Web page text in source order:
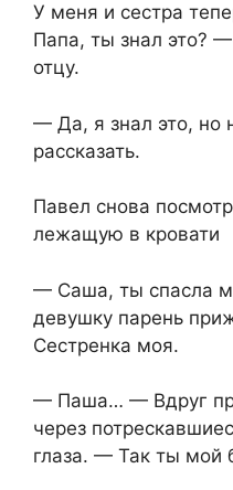
У меня и сестра
Папа, ты знал это?
отцу.
— Да, я знал это, но
рассказать.
Павел снова
лежащую в кровати
— Саша, ты спасла
девушку парень
Сестренка моя.
— Паша… — Вдруг
через
глаза. — Так ты мой